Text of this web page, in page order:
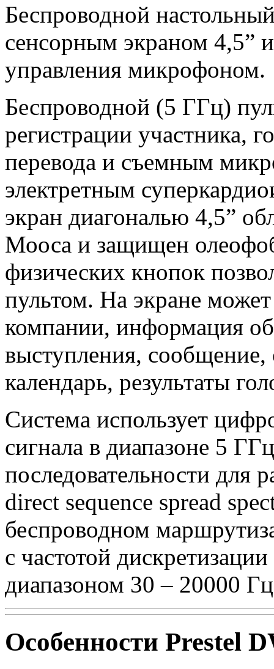
Беспроводной
сенсорным экраном 4,5”
управления микрофоном.
Беспроводной (5 ГГц)
регистрации участника,
перевода и съемным
электретным
экран диагональю 4,5”
Мооса и защищен
физических кнопок
пультом. На экране
компании, информация
выступления,
календарь, результаты
Система использует
сигнала в диапазоне 5
последовательности для
direct sequence spread
беспроводном
с частотой
диапазоном 30 – 20000
Особенности Prestel